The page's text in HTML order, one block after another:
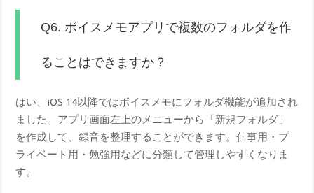
Q6. ボイスメモアプリで複数のフォルダを作
ることはできますか？
はい、iOS 14以降ではボイスメモにフォルダ機能が追加され
ました。アプリ画面左上のメニューから「新規フォルダ」
を作成して、録音を整理することができます。仕事用・プ
ライベート用・勉強用などに分類して管理しやすくなりま
す。